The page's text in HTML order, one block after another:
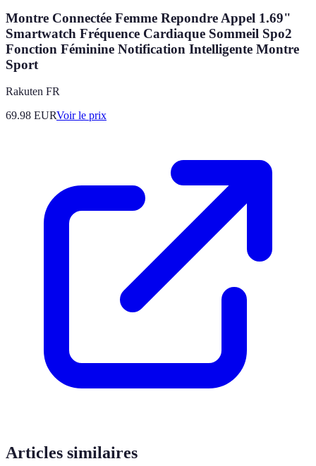
Montre Connectée Femme Repondre Appel 1.69"
Smartwatch Fréquence Cardiaque Sommeil Spo2
Fonction Féminine Notification Intelligente Montre
Sport
Rakuten FR
69.98 EURVoir le prix
Articles similaires